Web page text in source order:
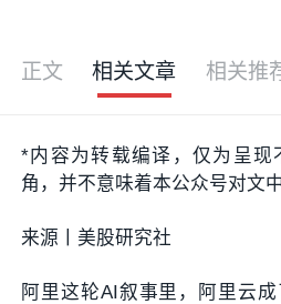
正文 相关文章 相关推
*内容为转载编译，仅为呈现
角，并不意味着本公众号对文
来源丨美股研究社
阿里这轮AI叙事里，阿里云